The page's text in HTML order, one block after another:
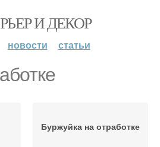
И ДЕКОР
новости статьи
Буржуйка на отработке